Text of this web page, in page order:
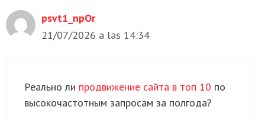
psvt1_npOr
21/07/2026 a las 14:34
Реально ли продвижение сайта в топ 10 по
высокочастотным запросам за полгода?